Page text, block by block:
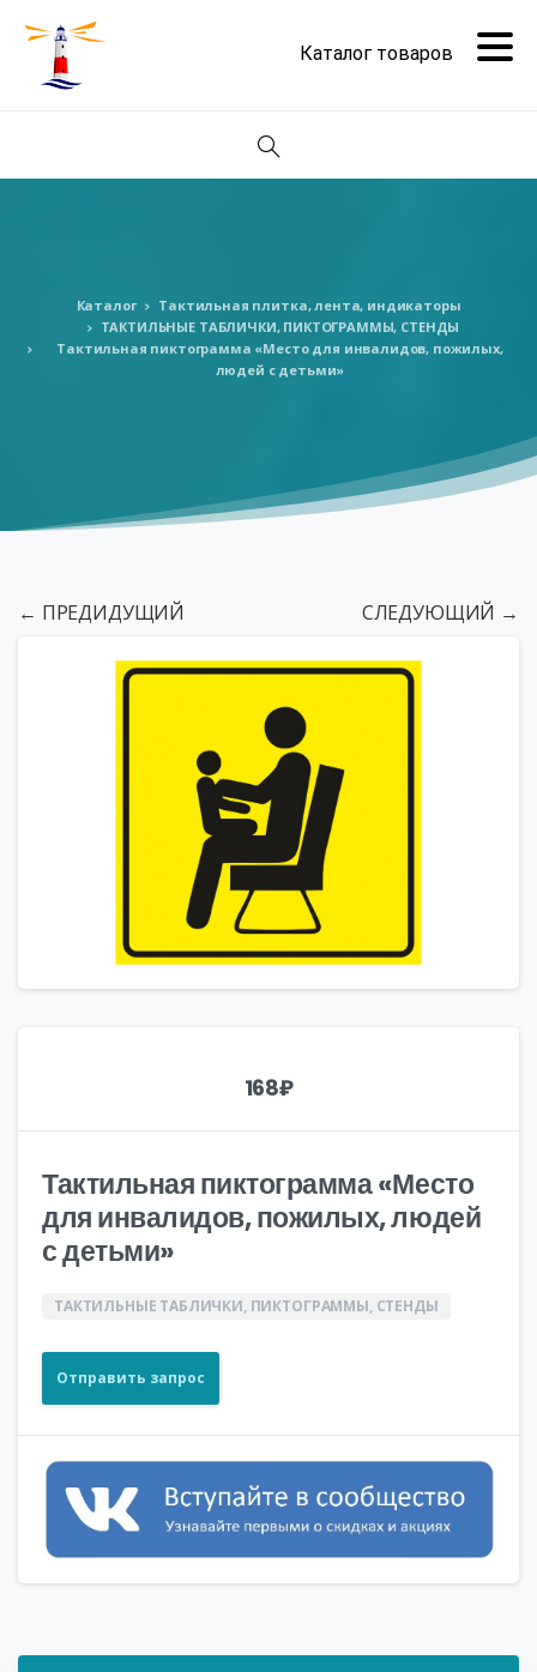
Поиск
Каталог
Тактильная плитка, лента, индикаторы
ТАКТИЛЬНЫЕ ТАБЛИЧКИ, ПИКТОГРАММЫ, СТЕНДЫ
Тактильная пиктограмма «Место для инвалидов, пожилых,
людей с детьми»
← ПРЕДИДУЩИЙ СЛЕДУЮЩИЙ →
168₽
Тактильная пиктограмма «Место
для инвалидов, пожилых, людей
с детьми»
ТАКТИЛЬНЫЕ ТАБЛИЧКИ, ПИКТОГРАММЫ, СТЕНДЫ
Отправить запрос